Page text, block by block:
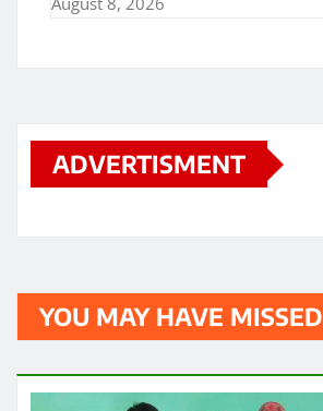
ADVERTISMENT
YOU MAY HAVE MISSED